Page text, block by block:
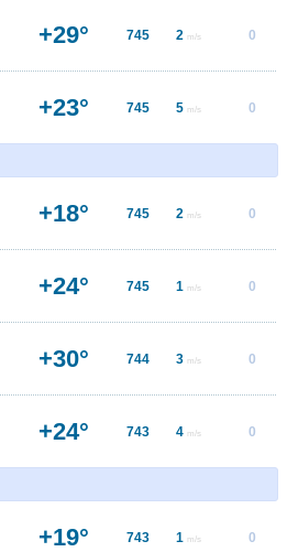
+29° 745 2 m/s 0
+23° 745 5 m/s 0
+18° 745 2 m/s 0
+24° 745 1 m/s 0
+30° 744 3 m/s 0
+24° 743 4 m/s 0
+19° 743 1 m/s 0